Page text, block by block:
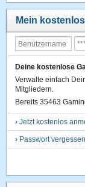
Mein
Deine kostenlose
Verwalte einfach
Mitgliedern.
Bereits 35463
›Jetzt kostenlos
› Passwort